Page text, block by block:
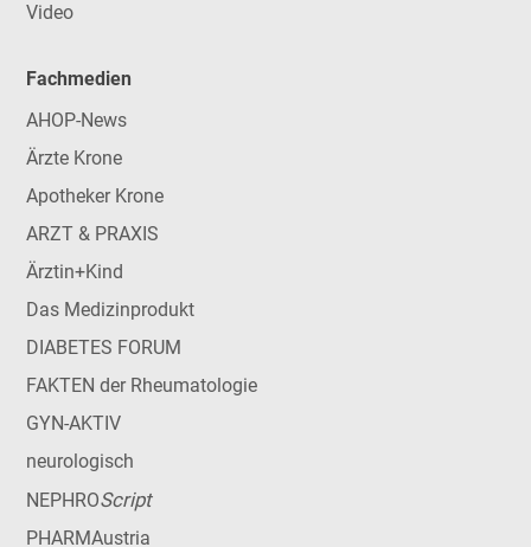
Video
Fachmedien
AHOP-News
Ärzte Krone
Apotheker Krone
ARZT & PRAXIS
Ärztin+Kind
Das Medizinprodukt
DIABETES FORUM
FAKTEN der Rheumatologie
GYN-AKTIV
neurologisch
NEPHROScript
PHARMAustria